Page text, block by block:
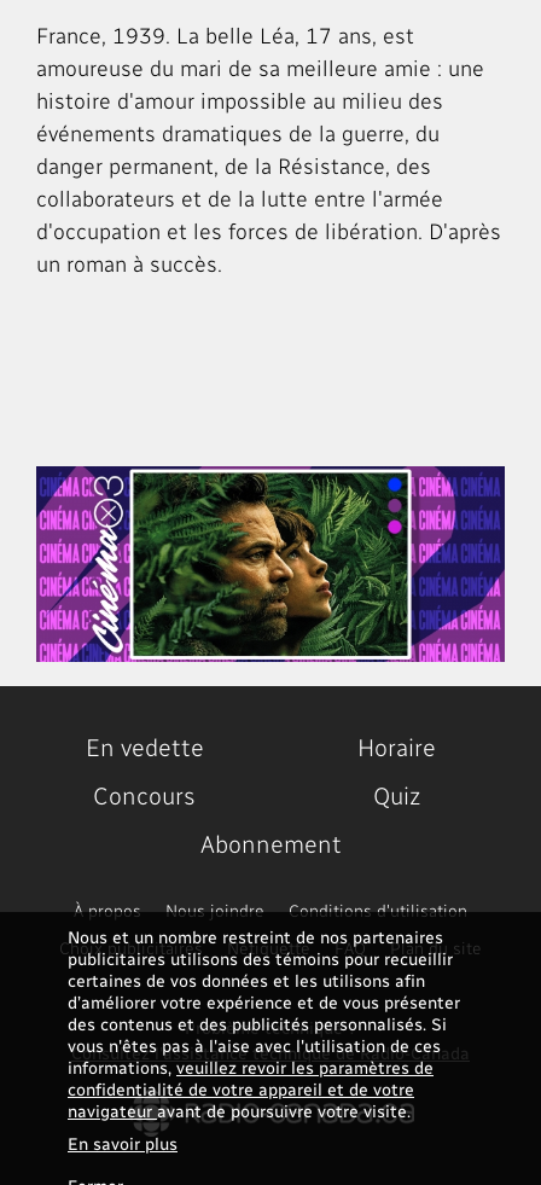
France, 1939. La belle Léa, 17 ans, est
amoureuse du mari de sa meilleure amie : une
histoire d'amour impossible au milieu des
événements dramatiques de la guerre, du
danger permanent, de la Résistance, des
collaborateurs et de la lutte entre l'armée
d'occupation et les forces de libération. D'après
un roman à succès.
Nous et un nombre restreint de nos partenaires
publicitaires utilisons des témoins pour recueillir
certaines de vos données et les utilisons afin
d’améliorer votre expérience et de vous présenter
des contenus et des publicités personnalisés. Si
vous n'êtes pas à l'aise avec l'utilisation de ces
informations,veuillez revoir les paramètres de
confidentialité de votre appareil et de votre
navigateuravant de poursuivre votre visite.
En savoir plus
En vedette
Horaire
Concours
Quiz
Abonnement
À propos Nous joindre
Conditions d'utilisation
Choix publicitaires
Nétiquette FAQ Plan du site
Problème technique ?
Consultez l'assistance technique de Radio-Canada